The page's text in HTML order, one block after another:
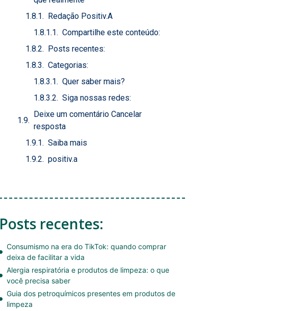
Redação Positiv.A
Compartilhe este conteúdo:
Posts recentes:
Categorias:
Quer saber mais?
Siga nossas redes:
Deixe um comentário Cancelar
resposta
Saiba mais
positiv.a
Posts recentes:
Consumismo na era do TikTok: quando comprar
deixa de facilitar a vida
Alergia respiratória e produtos de limpeza: o que
você precisa saber
Guia dos petroquímicos presentes em produtos de
limpeza